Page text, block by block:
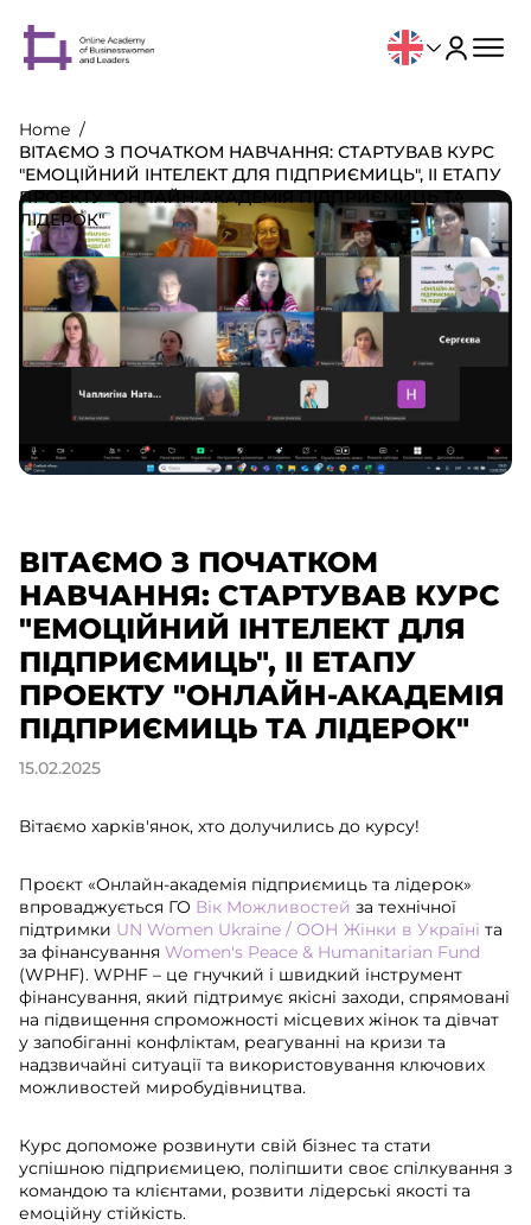
Home
ВІТАЄМО З ПОЧАТКОМ НАВЧАННЯ: СТАРТУВАВ КУРС
"ЕМОЦІЙНИЙ ІНТЕЛЕКТ ДЛЯ ПІДПРИЄМИЦЬ", II ЕТАПУ
ПРОЕКТУ "ОНЛАЙН-АКАДЕМІЯ ПІДПРИЄМИЦЬ ТА
ЛІДЕРОК"
ВІТАЄМО З ПОЧАТКОМ
НАВЧАННЯ: СТАРТУВАВ КУРС
"ЕМОЦІЙНИЙ ІНТЕЛЕКТ ДЛЯ
ПІДПРИЄМИЦЬ", II ЕТАПУ
ПРОЕКТУ "ОНЛАЙН-АКАДЕМІЯ
ПІДПРИЄМИЦЬ ТА ЛІДЕРОК"
15.02.2025
Вітаємо харків'янок, хто долучились до курсу!
Проєкт «Онлайн-академія підприємиць та лідерок»
впроваджується ГО Вік Можливостей за технічної
підтримки UN Women Ukraine / ООН Жінки в Україні та
за фінансування Women's Peace & Humanitarian Fund
(WPHF). WPHF – це гнучкий і швидкий інструмент
фінансування, який підтримує якісні заходи, спрямовані
на підвищення спроможності місцевих жінок та дівчат
у запобіганні конфліктам, реагуванні на кризи та
надзвичайні ситуації та використовування ключових
можливостей миробудівництва.
Курс допоможе розвинути свій бізнес та стати
успішною підприємицею, поліпшити своє спілкування з
командою та клієнтами, розвити лідерські якості та
емоційну стійкість.